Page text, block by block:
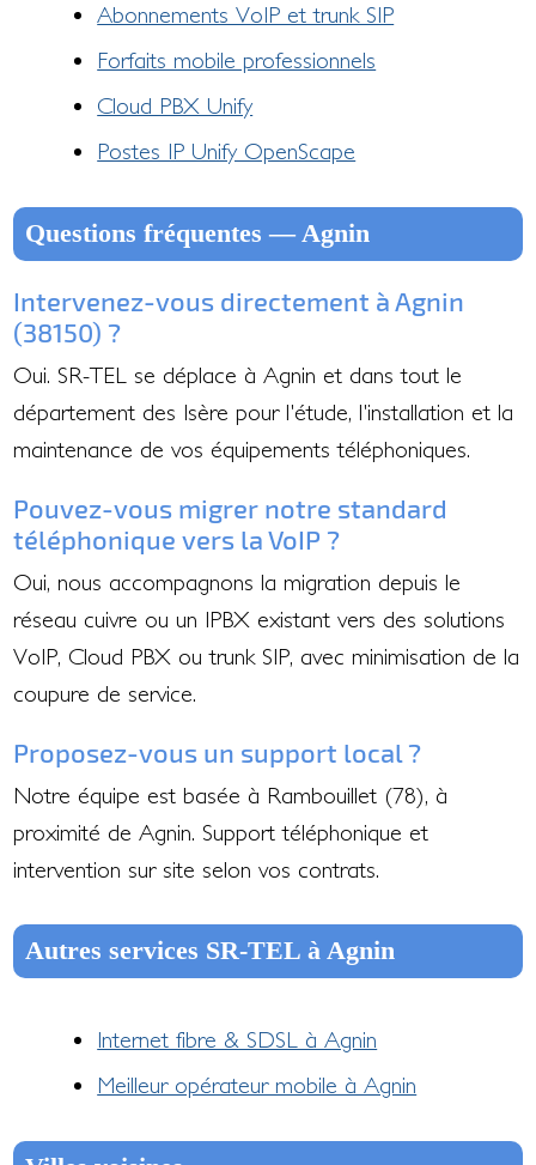
Abonnements VoIP et trunk SIP
Forfaits mobile professionnels
Cloud PBX Unify
Postes IP Unify OpenScape
Questions fréquentes — Agnin
Intervenez-vous directement à Agnin
(38150) ?
Oui. SR-TEL se déplace à Agnin et dans tout le
département des Isère pour l'étude, l'installation et la
maintenance de vos équipements téléphoniques.
Pouvez-vous migrer notre standard
téléphonique vers la VoIP ?
Oui, nous accompagnons la migration depuis le
réseau cuivre ou un IPBX existant vers des solutions
VoIP, Cloud PBX ou trunk SIP, avec minimisation de la
coupure de service.
Proposez-vous un support local ?
Notre équipe est basée à Rambouillet (78), à
proximité de Agnin. Support téléphonique et
intervention sur site selon vos contrats.
Autres services SR-TEL à Agnin
Internet fibre & SDSL à Agnin
Meilleur opérateur mobile à Agnin